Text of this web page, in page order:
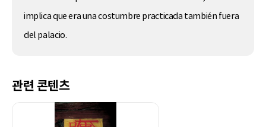
implica que era una costumbre practicada también fuera
del palacio.
관련 콘텐츠